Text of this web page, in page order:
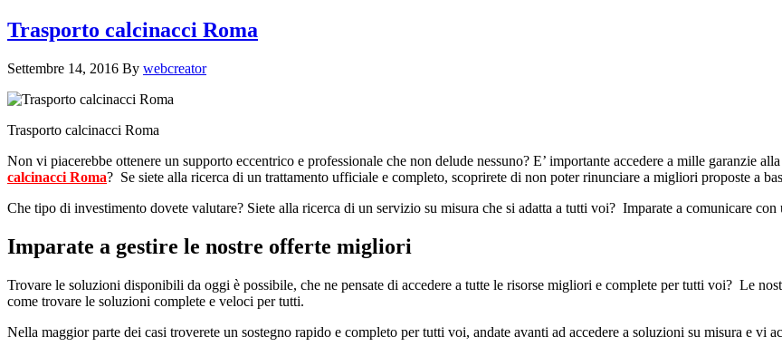
Trasporto calcinacci Roma
Settembre 14, 2016 By webcreator
Trasporto calcinacci Roma
Non vi piacerebbe ottenere un supporto eccentrico e professionale che non delude nessuno? E’ importante accedere a mille garanzie
calcinacci Roma? Se siete alla ricerca di un trattamento ufficiale e completo, scoprirete di non poter rinunciare a migliori proposte a
Che tipo di investimento dovete valutare? Siete alla ricerca di un servizio su misura che si adatta a tutti voi? Imparate a comunicare
Imparate a gestire le nostre offerte migliori
Trovare le soluzioni disponibili da oggi è possibile, che ne pensate di accedere a tutte le risorse migliori e complete per tutti voi? Le
come trovare le soluzioni complete e veloci per tutti.
Nella maggior parte dei casi troverete un sostegno rapido e completo per tutti voi, andate avanti ad accedere a soluzioni su misura e vi